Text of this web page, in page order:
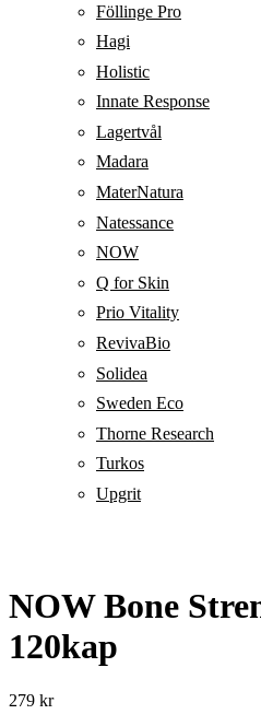
Föllinge Pro
Hagi
Holistic
Innate Response
Lagertvål
Madara
MaterNatura
Natessance
NOW
Q for Skin
Prio Vitality
RevivaBio
Solidea
Sweden Eco
Thorne Research
Turkos
Upgrit
NOW Bone
120kap
279 kr